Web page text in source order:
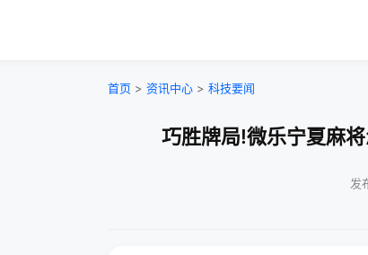
首页 > 资讯中心 > 科技要闻
巧胜牌局!微乐宁夏麻
发